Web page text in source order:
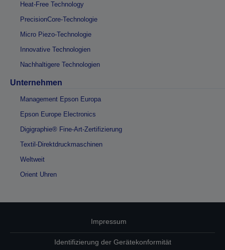
Heat-Free Technology
PrecisionCore-Technologie
Micro Piezo-Technologie
Innovative Technologien
Nachhaltigere Technologien
Unternehmen
Management Epson Europa
Epson Europe Electronics
Digigraphie® Fine-Art-Zertifizierung
Textil-Direktdruckmaschinen
Weltweit
Orient Uhren
Impressum
Identifizierung der Gerätekonformität